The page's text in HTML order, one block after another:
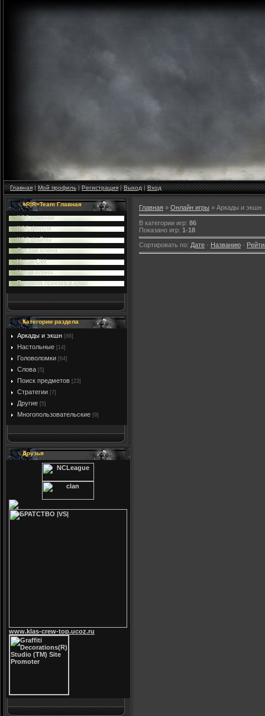
Главная|Мой профиль|Регистрация|Выход|Вход
=R|R=Team Главная
|HV| главная
|HV| форум
|HV| файлы
Cостав клана
Наши CW
Устав клана
Правила приема в клан
Категории раздела
Аркады и экшн [86]
Настольные [14]
Головоломки [64]
Слова [5]
Поиск предметов [23]
Стратегии [7]
Другие [5]
Многопользовательские [9]
Друзья
www.klas-crew-top.ucoz.ru
Главная » Онлайн игры » Аркады и экшн
В категории игр: 86
Показано игр: 1-18
Сортировать по: Дате · Названию ·